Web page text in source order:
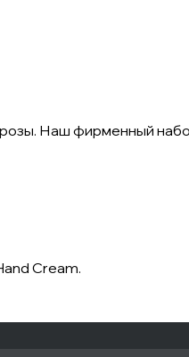
Наш фирменный
Cream.